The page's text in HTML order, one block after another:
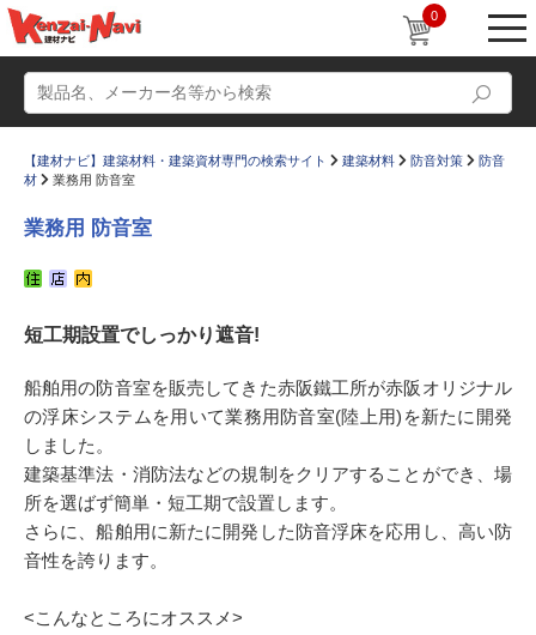
0
かたなび
すまいリング 設計士インタビュー
Q＆A 販売・施工代理店募集
お気に入り
【建材ナビ】建築材料・建築資材専門の検索サイト 建築材料 防音対策
防音
材
業務用 防音室
業務用 防音室
短工期設置でしっかり遮音!
船舶用の防音室を販売してきた赤阪鐵工所が赤阪オリジナル
の浮床システムを用いて業務用防音室(陸上用)を新たに開発
しました。
建築基準法・消防法などの規制をクリアすることができ、場
所を選ばず簡単・短工期で設置します。
さらに、船舶用に新たに開発した防音浮床を応用し、高い防
音性を誇ります。
<こんなところにオススメ>